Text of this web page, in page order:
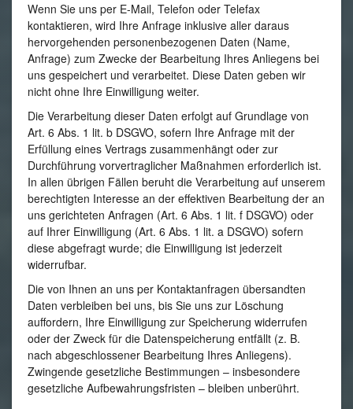
Wenn Sie uns per E-Mail, Telefon oder Telefax
kontaktieren, wird Ihre Anfrage inklusive aller daraus
hervorgehenden personenbezogenen Daten (Name,
Anfrage) zum Zwecke der Bearbeitung Ihres Anliegens bei
uns gespeichert und verarbeitet. Diese Daten geben wir
nicht ohne Ihre Einwilligung weiter.
Die Verarbeitung dieser Daten erfolgt auf Grundlage von
Art. 6 Abs. 1 lit. b DSGVO, sofern Ihre Anfrage mit der
Erfüllung eines Vertrags zusammenhängt oder zur
Durchführung vorvertraglicher Maßnahmen erforderlich ist.
In allen übrigen Fällen beruht die Verarbeitung auf unserem
berechtigten Interesse an der effektiven Bearbeitung der an
uns gerichteten Anfragen (Art. 6 Abs. 1 lit. f DSGVO) oder
auf Ihrer Einwilligung (Art. 6 Abs. 1 lit. a DSGVO) sofern
diese abgefragt wurde; die Einwilligung ist jederzeit
widerrufbar.
Die von Ihnen an uns per Kontaktanfragen übersandten
Daten verbleiben bei uns, bis Sie uns zur Löschung
auffordern, Ihre Einwilligung zur Speicherung widerrufen
oder der Zweck für die Datenspeicherung entfällt (z. B.
nach abgeschlossener Bearbeitung Ihres Anliegens).
Zwingende gesetzliche Bestimmungen – insbesondere
gesetzliche Aufbewahrungsfristen – bleiben unberührt.